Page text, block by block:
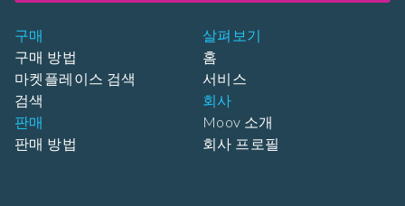
구매
구매 방법
마켓플레이스 검색
검색
판매
판매 방법
살펴보기
홈
서비스
회사
Moov 소개
회사 프로필